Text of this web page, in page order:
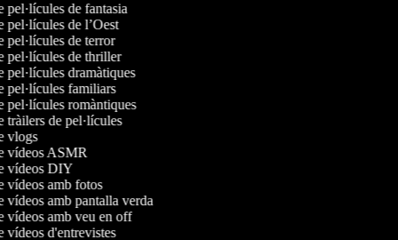
pel·lícules de fantasia
pel·lícules de l’Oest
pel·lícules de terror
pel·lícules de thriller
pel·lícules dramàtiques
pel·lícules familiars
pel·lícules romàntiques
tràilers de pel·lícules
vlogs
vídeos ASMR
vídeos DIY
vídeos amb fotos
vídeos amb pantalla verda
vídeos amb veu en off
vídeos d'entrevistes